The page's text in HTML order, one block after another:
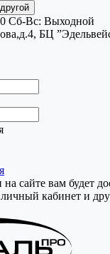
Cб-Вс: Выходной
БЦ
сайте вам будет
личный кабинет и